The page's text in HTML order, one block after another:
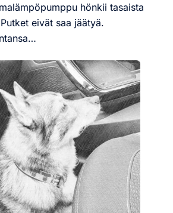
hönkii tasaista
eivät saa jäätyä.